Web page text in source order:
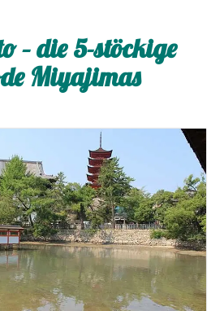
– die 5-stöckige
Miyajimas